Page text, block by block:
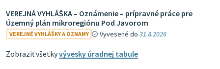
VEREJNÁ VYHLÁŠKA – Oznámenie – prípravné práce pre
Územný plán mikroregiónu Pod Javorom
VEREJNÉ VYHLÁŠKY A OZNAMY Vyvesené do31.8.2026
Zobraziť všetkyvývesky úradnej tabule